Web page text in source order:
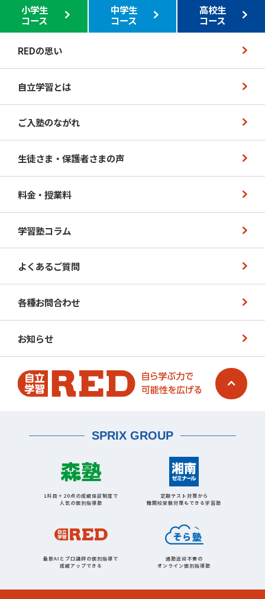
小学生
コース
中学生
コース
高校生
コース
REDの思い
自立学習とは
ご入塾のながれ
生徒さま・保護者さまの声
料金・授業料
学習塾コラム
よくあるご質問
各種お問合わせ
お知らせ
SPRIX GROUP
1科目＋20点の成績保証制度で
人気の個別指導塾
定期テスト対策から
難関校受験対策もできる学習塾
最新AIとプロ講師の個別指導で
成績アップできる
通塾送迎不要の
オンライン個別指導塾